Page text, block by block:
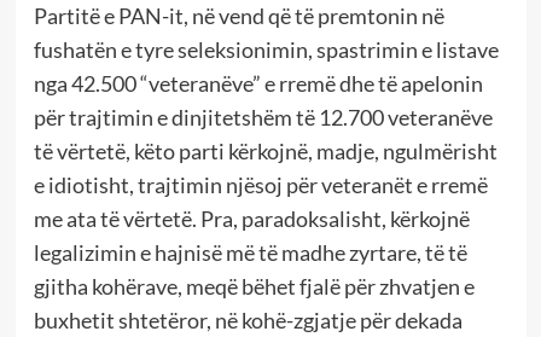
Partitë e PAN-it, në vend që të premtonin në
fushatën e tyre seleksionimin, spastrimin e listave
nga 42.500 “veteranëve” e rremë dhe të apelonin
për trajtimin e dinjitetshëm të 12.700 veteranëve
të vërtetë, këto parti kërkojnë, madje, ngulmërisht
e idiotisht, trajtimin njësoj për veteranët e rremë
me ata të vërtetë. Pra, paradoksalisht, kërkojnë
legalizimin e hajnisë më të madhe zyrtare, të të
gjitha kohërave, meqë bëhet fjalë për zhvatjen e
buxhetit shtetëror, në kohë-zgjatje për dekada